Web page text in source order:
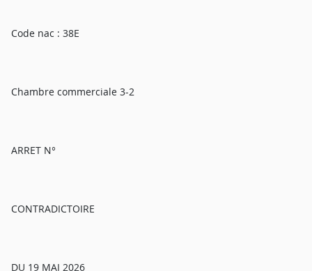
Code nac : 38E
Chambre commerciale 3-2
ARRET N°
CONTRADICTOIRE
DU 19 MAI 2026